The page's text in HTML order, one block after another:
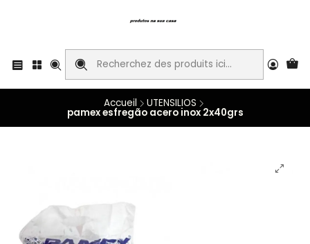
Accueil UTENSILIOS
pamex esfregão acero inox 2x40grs